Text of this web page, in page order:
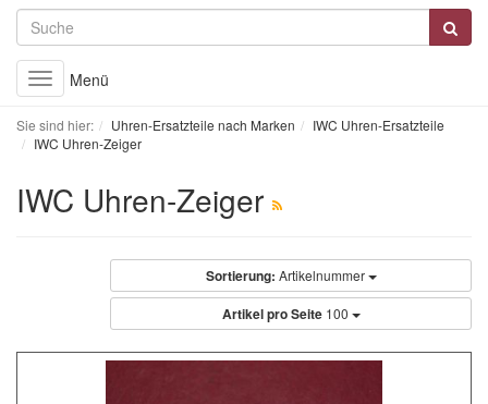
Toggle
navigation
Menü
Sie sind hier: Uhren-Ersatzteile nach Marken
IWC Uhren-Ersatzteile
IWC Uhren-Zeiger
IWC Uhren-Zeiger
Sortierung: Artikelnummer
Artikel pro Seite 100